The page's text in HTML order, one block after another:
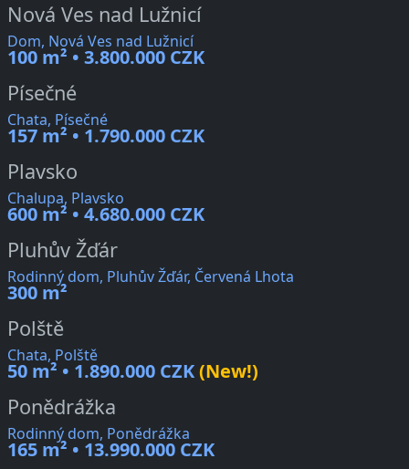
Nová Ves nad Lužnicí
Dom, Nová Ves nad Lužnicí
100 m² • 3.800.000 CZK
Písečné
Chata, Písečné
157 m² • 1.790.000 CZK
Plavsko
Chalupa, Plavsko
600 m² • 4.680.000 CZK
Pluhův Žďár
Rodinný dom, Pluhův Žďár, Červená Lhota
300 m²
Polště
Chata, Polště
50 m² • 1.890.000 CZK(New!)
Ponědrážka
Rodinný dom, Ponědrážka
165 m² • 13.990.000 CZK